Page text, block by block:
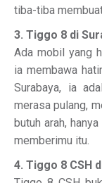
tiba-tiba
3. Tiggo 8 di
Ada mobil yang
ia membawa
Surabaya, ia
merasa pulang,
butuh arah,
memberimu itu.
4. Tiggo 8 CSH